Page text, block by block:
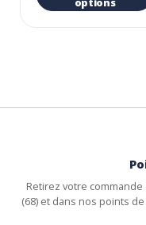
Retirez votre
(68) et dans nos points